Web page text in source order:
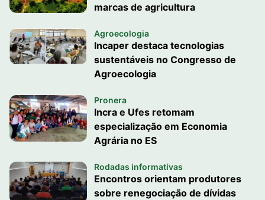
marcas de agricultura
Agroecologia
Incaper destaca tecnologias
sustentáveis no Congresso de
Agroecologia
Pronera
Incra e Ufes retomam
especialização em Economia
Agrária no ES
Rodadas informativas
Encontros orientam produtores
sobre renegociação de dívidas